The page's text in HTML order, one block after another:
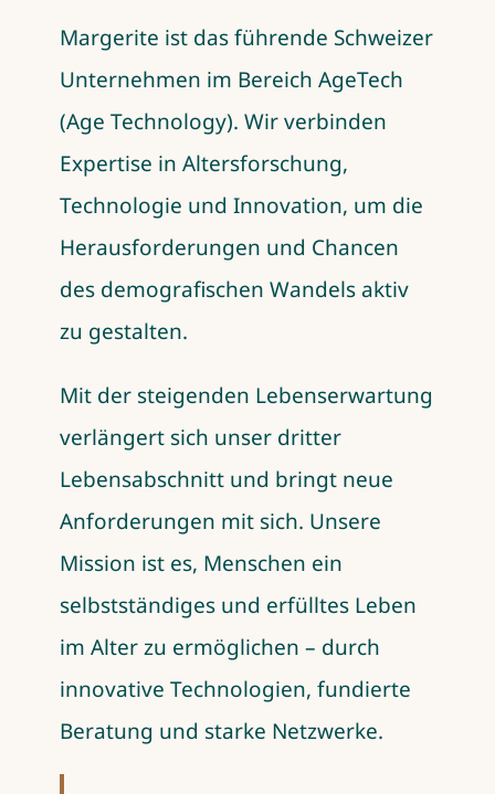
Margerite ist das führende Schweizer
Unternehmen im Bereich AgeTech
(Age Technology). Wir verbinden
Expertise in Altersforschung,
Technologie und Innovation, um die
Herausforderungen und Chancen
des demografischen Wandels aktiv
zu gestalten.
Mit der steigenden Lebenserwartung
verlängert sich unser dritter
Lebensabschnitt und bringt neue
Anforderungen mit sich. Unsere
Mission ist es, Menschen ein
selbstständiges und erfülltes Leben
im Alter zu ermöglichen – durch
innovative Technologien, fundierte
Beratung und starke Netzwerke.